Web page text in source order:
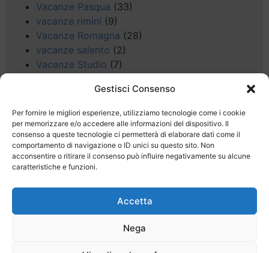
Gestisci Consenso
Per fornire le migliori esperienze, utilizziamo tecnologie come i cookie
per memorizzare e/o accedere alle informazioni del dispositivo. Il
consenso a queste tecnologie ci permetterà di elaborare dati come il
comportamento di navigazione o ID unici su questo sito. Non
acconsentire o ritirare il consenso può influire negativamente su alcune
caratteristiche e funzioni.
Accetta
Nega
Vacanze Pasqua (33)
vacanze rimini (9)
Vacanze Romagna (28)
vacanze salento (2)
Vacanze Studio (7)
(5)
Veneto (25)
Voli low cost(4)
Web(9)
week end(45)
Wellness(11)
Regolamento